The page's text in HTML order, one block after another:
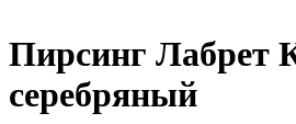
Пирсинг Лабрет
серебряный